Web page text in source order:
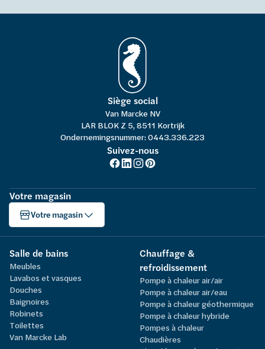
Siège social
Van Marcke NV
LAR BLOK Z 5, 8511 Kortrijk
Ondernemingsnummer: 0443.336.223
Suivez-nous
Votre magasin
Votre magasin
Salle de bains
Meubles
Lavabos et vasques
Douches
Baignoires
Robinets
Toilettes
Van Marcke Lab
Chauffage &
refroidissement
Pompe à chaleur air/air
Pompe à chaleur air/eau
Pompe à chaleur géothermique
Pompe à chaleur hybride
Pompes à chaleur
Chaudières